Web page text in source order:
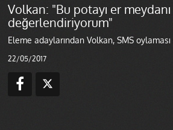
Volkan: "Bu potayı er
değerlendiriyorum"
Eleme adaylarından Volkan, SMS oylaması
22/05/2017